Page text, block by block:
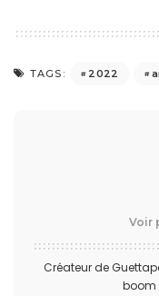
TAGS: 2022
Voir
Créateur de
boom